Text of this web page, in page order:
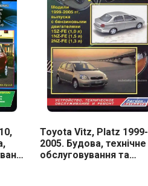
Toyota Vitz, Platz 1999-
2005. Будова, технічне
обслуговування та